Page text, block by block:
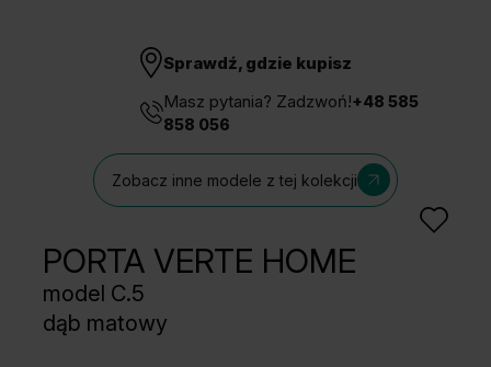
Sprawdź, gdzie kupisz
Masz pytania? Zadzwoń!+48 585
858 056
Zobacz inne modele z tej kolekcji
PORTA VERTE HOME
model C.5
dąb matowy